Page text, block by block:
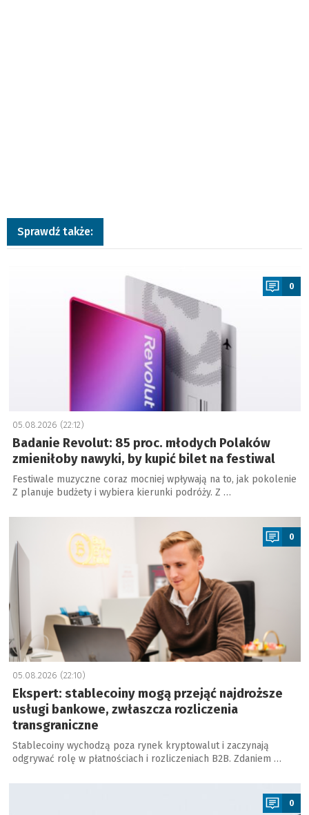
Sprawdź także:
0
05.08.2026 (22:12)
Badanie Revolut: 85 proc. młodych Polaków
zmieniłoby nawyki, by kupić bilet na festiwal
Festiwale muzyczne coraz mocniej wpływają na to, jak pokolenie
Z planuje budżety i wybiera kierunki podróży. Z …
a
0
05.08.2026 (22:10)
Ekspert: stablecoiny mogą przejąć najdroższe
usługi bankowe, zwłaszcza rozliczenia
transgraniczne
Stablecoiny wychodzą poza rynek kryptowalut i zaczynają
odgrywać rolę w płatnościach i rozliczeniach B2B. Zdaniem …
a
0